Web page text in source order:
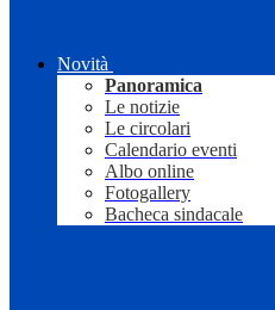
Novità
Panoramica
Le notizie
Le circolari
Calendario eventi
Albo online
Fotogallery
Bacheca sindacale